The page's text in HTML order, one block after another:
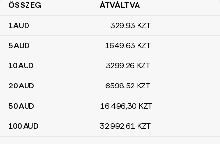
ausztrál dollár – kazahsztáni tenge átváltási táblázat
ÖSSZEG ÁTVÁLTVA
1AUD 329,93 KZT
5AUD 1649,63 KZT
10AUD 3299,26 KZT
20AUD 6598,52 KZT
50AUD 16 496,30 KZT
100AUD 32 992,61 KZT